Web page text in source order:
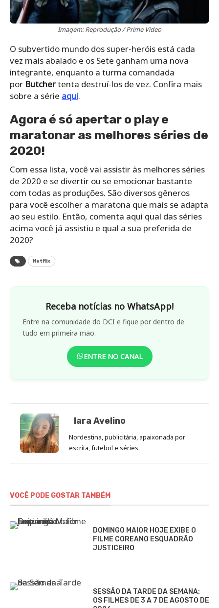
Imagem: Reprodução / Prime Video
O subvertido mundo dos super-heróis está cada
vez mais abalado e os Sete ganham uma nova
integrante, enquanto a turma comandada
por Butchertenta destruí-los de vez. Confira mais
sobre a série aqui.
Agora é só apertar o play e
maratonar as melhores séries de
2020!
Com essa lista, você vai assistir às melhores séries
de 2020 e se divertir ou se emocionar bastante
com todas as produções. São diversos gêneros
para você escolher a maratona que mais se adapta
ao seu estilo. Então, comenta aqui qual das séries
acima você já assistiu e qual a sua preferida de
2020?
Netflix
Receba notícias no WhatsApp!
Entre na comunidade do DCI e fique por dentro de
tudo em primeira mão.
ENTRE NO CANAL
Iara Avelino
Nordestina, publicitária, apaixonada por
escrita, futebol e séries.
VOCÊ PODE GOSTAR TAMBÉM
DOMINGO MAIOR HOJE EXIBE O
FILME COREANO ESQUADRÃO
JUSTICEIRO
SESSÃO DA TARDE DA SEMANA:
OS FILMES DE 3 A 7 DE AGOSTO DE